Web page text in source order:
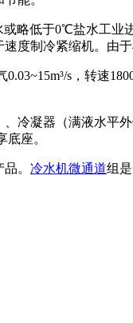
略低于0℃盐水工业
度制冷紧缩机。由
s，转速
冷凝器（满液水平
座。
。 冷水机微通道组